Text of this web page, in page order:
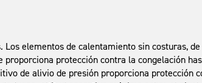
elementos de calentamiento sin costuras, de
protección contra la congelación
de alivio de presión proporciona protección